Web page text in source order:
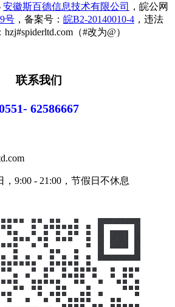
安徽斯百德信息技术有限公司
，皖公网
号 ，备案号： 皖B2-20140010-4 ，违法
（#改为@）
联系我们
62586667
9:00 - 21:00，节假日不休息